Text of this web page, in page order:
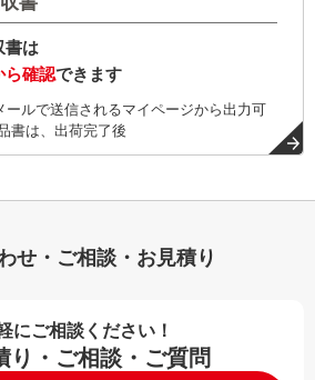
書は
ら確認できます
ールで送信されるマイページから出力可
書は、出荷完了後
せ・ご相談・お見積り
にご相談ください！
り・ご相談・ご質問